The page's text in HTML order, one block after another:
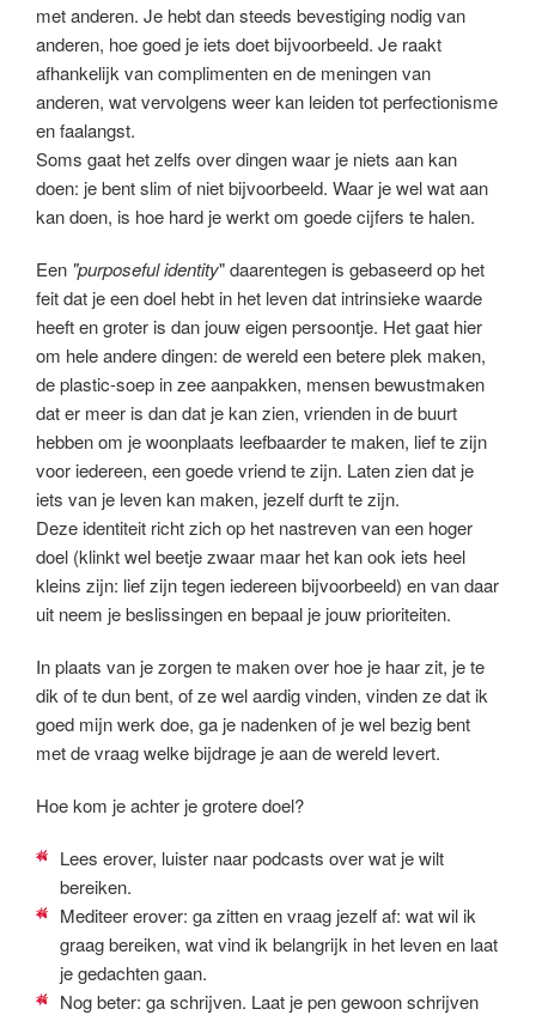
met anderen. Je hebt dan steeds bevestiging nodig van
anderen, hoe goed je iets doet bijvoorbeeld. Je raakt
afhankelijk van complimenten en de meningen van
anderen, wat vervolgens weer kan leiden tot perfectionisme
en faalangst.
Soms gaat het zelfs over dingen waar je niets aan kan
doen: je bent slim of niet bijvoorbeeld. Waar je wel wat aan
kan doen, is hoe hard je werkt om goede cijfers te halen.
Een "purposeful identity" daarentegen is gebaseerd op het
feit dat je een doel hebt in het leven dat intrinsieke waarde
heeft en groter is dan jouw eigen persoontje. Het gaat hier
om hele andere dingen: de wereld een betere plek maken,
de plastic-soep in zee aanpakken, mensen bewustmaken
dat er meer is dan dat je kan zien, vrienden in de buurt
hebben om je woonplaats leefbaarder te maken, lief te zijn
voor iedereen, een goede vriend te zijn. Laten zien dat je
iets van je leven kan maken, jezelf durft te zijn.
Deze identiteit richt zich op het nastreven van een hoger
doel (klinkt wel beetje zwaar maar het kan ook iets heel
kleins zijn: lief zijn tegen iedereen bijvoorbeeld) en van daar
uit neem je beslissingen en bepaal je jouw prioriteiten.
In plaats van je zorgen te maken over hoe je haar zit, je te
dik of te dun bent, of ze wel aardig vinden, vinden ze dat ik
goed mijn werk doe, ga je nadenken of je wel bezig bent
met de vraag welke bijdrage je aan de wereld levert.
Hoe kom je achter je grotere doel?
Lees erover, luister naar podcasts over wat je wilt
bereiken.
Mediteer erover: ga zitten en vraag jezelf af: wat wil ik
graag bereiken, wat vind ik belangrijk in het leven en laat
je gedachten gaan.
Nog beter: ga schrijven. Laat je pen gewoon schrijven